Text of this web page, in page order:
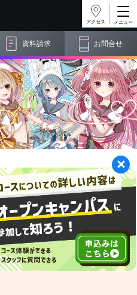
資料請求 お問合せ
アクセス
コミックイラストコース
時間割
実習風景